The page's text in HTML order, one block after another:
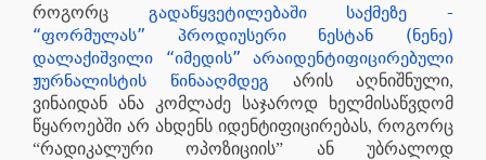
როგორც
გადაწყვეტილებაში საქმეზე -
“ფორმულას” პროდიუსერი ნესტან (ნენე)
დალაქიშვილი “იმედის” არაიდენტიფიცირებული
ჟურნალისტის წინააღმდეგ
არის აღნიშნული,
ვინაიდან ანა კომლაძე საჯაროდ ხელმისაწვდომ
წყაროებში არ ახდენს იდენტიფიცირებას, როგორც
“რადიკალური ოპოზიციის” ან უბრალოდ